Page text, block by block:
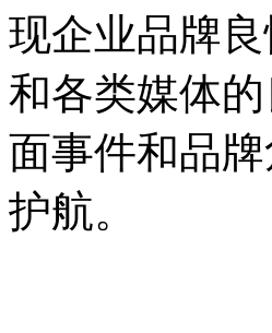
现企业品牌
和各类媒体
面事件和品
护航。